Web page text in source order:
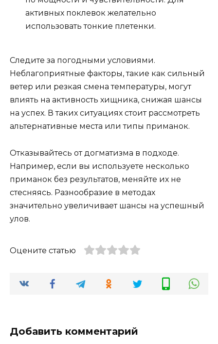
активных поклевок желательно
использовать тонкие плетенки.
Следите за погодными условиями.
Неблагоприятные факторы, такие как сильный
ветер или резкая смена температуры, могут
влиять на активность хищника, снижая шансы
на успех. В таких ситуациях стоит рассмотреть
альтернативные места или типы приманок.
Отказывайтесь от догматизма в подходе.
Например, если вы используете несколько
приманок без результатов, меняйте их не
стесняясь. Разнообразие в методах
значительно увеличивает шансы на успешный
улов.
Оцените статью
Добавить комментарий